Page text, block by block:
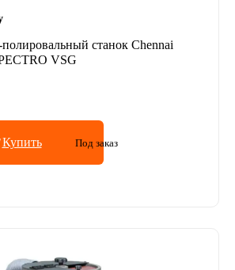
станок Chennai
VSG
Купить Под заказ